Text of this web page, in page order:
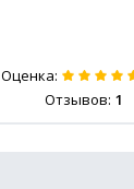
Оценка:
Отзывов: 1